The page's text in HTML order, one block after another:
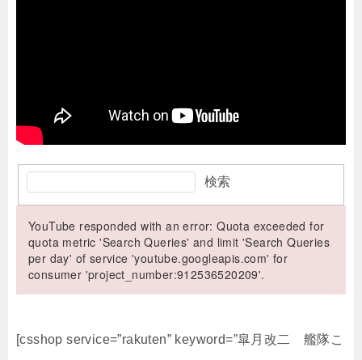
検索
YouTube responded with an error: Quota exceeded for
quota metric 'Search Queries' and limit 'Search Queries
per day' of service 'youtube.googleapis.com' for
consumer 'project_number:912536520209'.
[csshop service=”rakuten” keyword=”皐月改二 艦隊こ